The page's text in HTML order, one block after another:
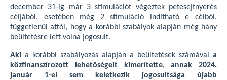
december 31-ig már 3 stimulációt végeztek petesejtnyerés
céljából, esetében még 2 stimuláció indítható e célból,
függetlenül attól, hogy a korábbi szabályok alapján még hány
beültetésre lett volna jogosult.
Aki a korábbi szabályozás alapján a beültetések számával a
közfinanszírozott lehetőségeit kimerítette, annak 2024.
január 1-el sem keletkezik jogosultsága újabb